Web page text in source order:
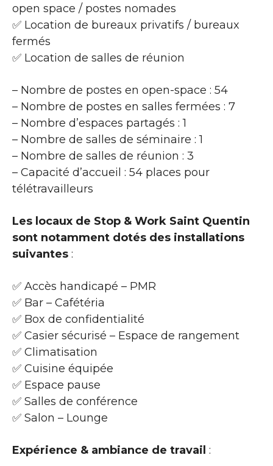
open space / postes nomades
✅ Location de bureaux privatifs / bureaux
fermés
✅ Location de salles de réunion
– Nombre de postes en open-space : 54
– Nombre de postes en salles fermées : 7
– Nombre d’espaces partagés : 1
– Nombre de salles de séminaire : 1
– Nombre de salles de réunion : 3
– Capacité d’accueil : 54 places pour
télétravailleurs
Les locaux de Stop & Work Saint Quentin
sont notamment dotés des installations
suivantes :
✅ Accès handicapé – PMR
✅ Bar – Cafétéria
✅ Box de confidentialité
✅ Casier sécurisé – Espace de rangement
✅ Climatisation
✅ Cuisine équipée
✅ Espace pause
✅ Salles de conférence
✅ Salon – Lounge
Expérience & ambiance de travail :